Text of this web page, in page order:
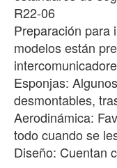
R22-06
Preparación para
modelos están
Esponjas:
desmontables,
Aerodinámica:
todo cuando se
Diseño: Cuentan